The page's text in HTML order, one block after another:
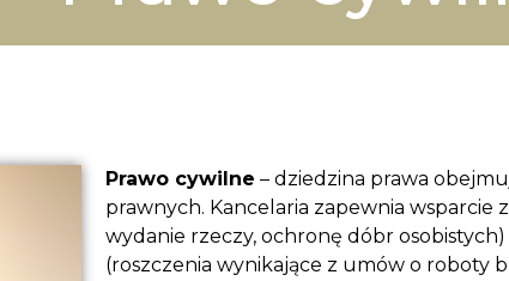
Prawo cywilne – dziedzina prawa
prawnych. Kancelaria zapewnia wsparcie
wydanie rzeczy, ochronę dóbr
(roszczenia wynikające z umów o roboty